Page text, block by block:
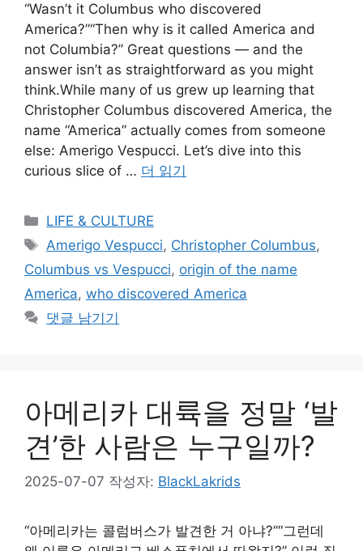
“Wasn’t it Columbus who discovered
America?”“Then why is it called America and
not Columbia?” Great questions — and the
answer isn’t as straightforward as you might
think.While many of us grew up learning that
Christopher Columbus discovered America, the
name “America” actually comes from someone
else: Amerigo Vespucci. Let’s dive into this
curious slice of … 더 읽기
카
테
리
LIFE & CULTURE
태
Amerigo Vespucci, Christopher Columbus,
Columbus vs Vespucci, origin of the name
America, who discovered America
댓글 남기기
아메리카 대륙을 정말 ‘발
견’한 사람은 누구일까?
2025-07-07 작성자: BlackLakrids
“아메리카는 콜럼버스가 발견한 거 아냐?”“그런데